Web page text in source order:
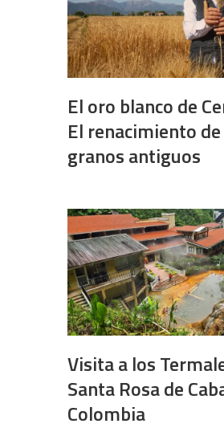
El oro blanco de
El renacimiento
granos antiguos
Visita a los
Santa Rosa de
Colombia